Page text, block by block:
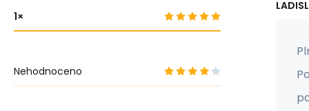
1
Nehodnoceno